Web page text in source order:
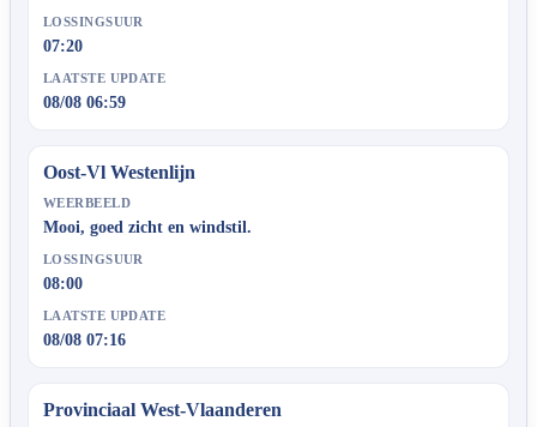
LOSSINGSUUR
07:20
LAATSTE UPDATE
08/08 06:59
Oost-Vl Westenlijn
WEERBEELD
Mooi, goed zicht en windstil.
LOSSINGSUUR
08:00
LAATSTE UPDATE
08/08 07:16
Provinciaal West-Vlaanderen